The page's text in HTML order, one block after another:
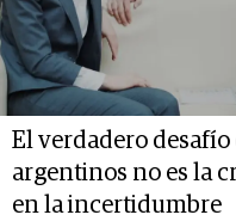
El verdadero
argentinos no es la
en la incertidumbre